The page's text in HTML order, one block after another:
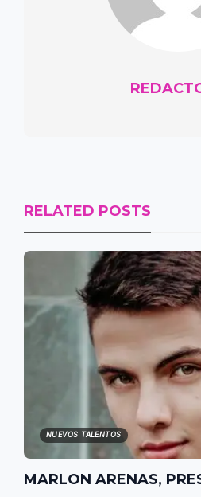
RELATED POSTS
NUEVOS TALENTOS
MARLON ARENAS,